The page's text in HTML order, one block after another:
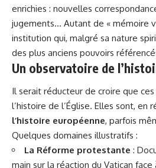
enrichies : nouvelles
jugements… Autant de « mémoire
institution qui, malgré sa nature
des plus anciens pouvoirs
Un observatoire de
Il serait réducteur de croire que
l’histoire de l’Église. Elles sont, en
l’histoire européenne, parfois
Quelques domaines illustratifs :
La Réforme protestante :
main sur la réaction du Vatican face